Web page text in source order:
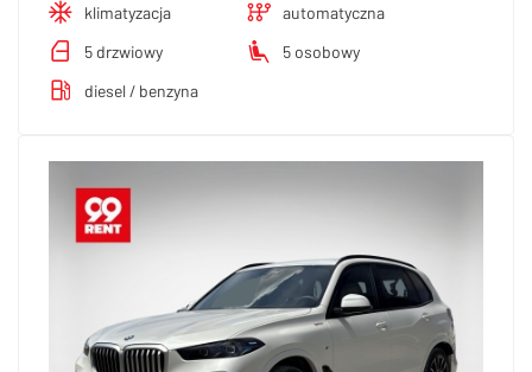
klimatyzacja
automatyczna
5 drzwiowy
5 osobowy
diesel / benzyna